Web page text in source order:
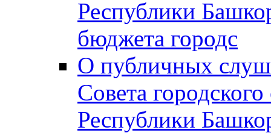
Республики
бюджета городс
О публичных
Совета
Республики